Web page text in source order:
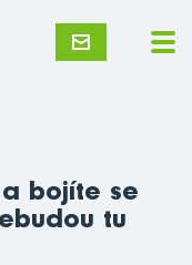
bojíte se
tu